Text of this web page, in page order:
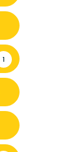
1